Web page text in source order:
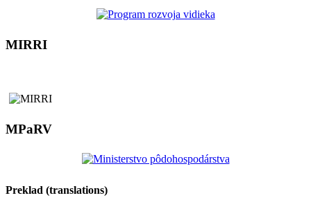
MIRRI
MPaRV
Preklad (translations)